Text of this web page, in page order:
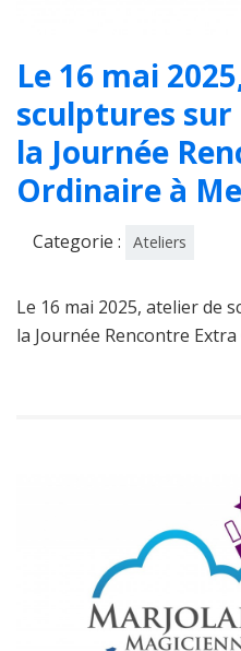
Le 16 mai
sculptures
la Journée
Ordinaire à
Categorie : Ateliers
Le 16 mai 2025, atelier de
la Journée Rencontre